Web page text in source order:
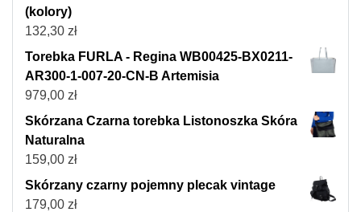
(kolory)
132,30 zł
Torebka FURLA - Regina WB00425-BX0211-
AR300-1-007-20-CN-B Artemisia
979,00 zł
Skórzana Czarna torebka Listonoszka Skóra
Naturalna
159,00 zł
Skórzany czarny pojemny plecak vintage
179,00 zł